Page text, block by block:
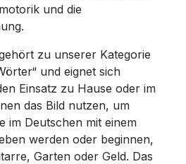
und die
zu unserer Kategorie
und eignet sich
Einsatz zu Hause oder im
das Bild nutzen, um
im Deutschen mit einem
werden oder beginnen,
, Garten oder Geld. Das